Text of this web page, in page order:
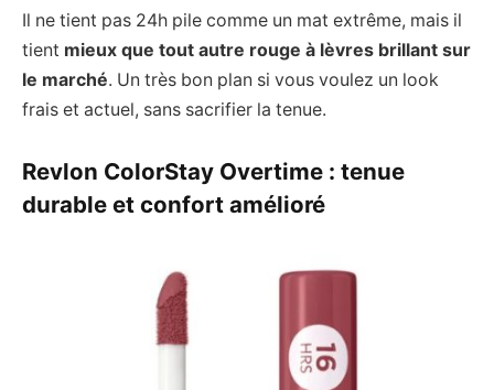
Il ne tient pas 24h pile comme un mat extrême, mais il
tient mieux que tout autre rouge à lèvres brillant sur
le marché. Un très bon plan si vous voulez un look
frais et actuel, sans sacrifier la tenue.
Revlon ColorStay Overtime : tenue
durable et confort amélioré